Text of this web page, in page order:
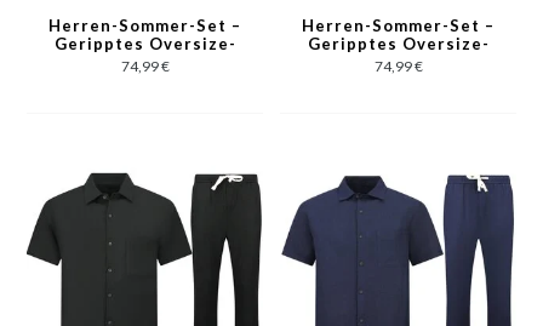
Herren-Sommer-Set –
Geripptes Oversize-
Poloshirt und Shorts –
Kombi-Set – F-5827 –
74,99 €
Herren-Sommer-Set –
Geripptes Oversize-
Poloshirt und Shorts –
Kombi-Set – F-5827 –
74,99 €